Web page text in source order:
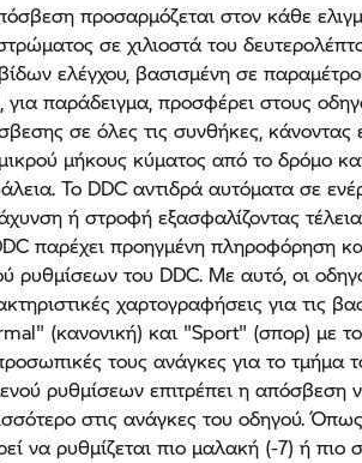
προσαρμόζεται στον κάθε
σε χιλιοστά του
ελέγχου, βασισμένη σε
για παράδειγμα, προσφέρει στους
σε όλες τις συνθήκες,
μήκους κύματος από το δρόμο
Το DDC αντιδρά αυτόματα σε
ή στροφή εξασφαλίζοντας
παρέχει προηγμένη πληροφόρηση
ρυθμίσεων του DDC. Με αυτό, οι
χαρτογραφήσεις για τις
(κανονική) και "Sport" (σπορ) με
τους ανάγκες για το τμήμα
ρυθμίσεων επιτρέπει η απόσβεση
στις ανάγκες του οδηγού.
να ρυθμίζεται πιο μαλακή (-7) ή